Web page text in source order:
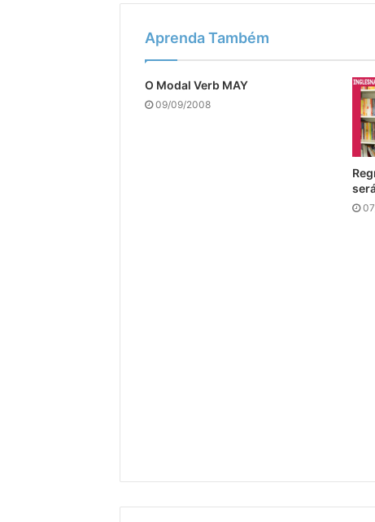
Aprenda Também
O Modal Verb MAY
09/09/2008